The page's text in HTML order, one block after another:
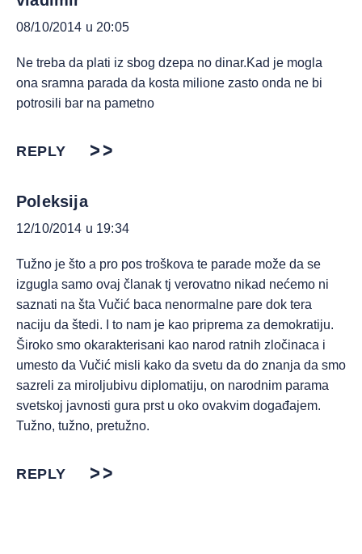
08/10/2014 u 20:05
Ne treba da plati iz sbog dzepa no dinar.Kad je mogla
ona sramna parada da kosta milione zasto onda ne bi
potrosili bar na pametno
REPLY
Poleksija
12/10/2014 u 19:34
Tužno je što a pro pos troškova te parade može da se
izgugla samo ovaj članak tj verovatno nikad nećemo ni
saznati na šta Vučić baca nenormalne pare dok tera
naciju da štedi. I to nam je kao priprema za demokratiju.
Široko smo okarakterisani kao narod ratnih zločinaca i
umesto da Vučić misli kako da svetu da do znanja da smo
sazreli za miroljubivu diplomatiju, on narodnim parama
svetskoj javnosti gura prst u oko ovakvim događajem.
Tužno, tužno, pretužno.
REPLY